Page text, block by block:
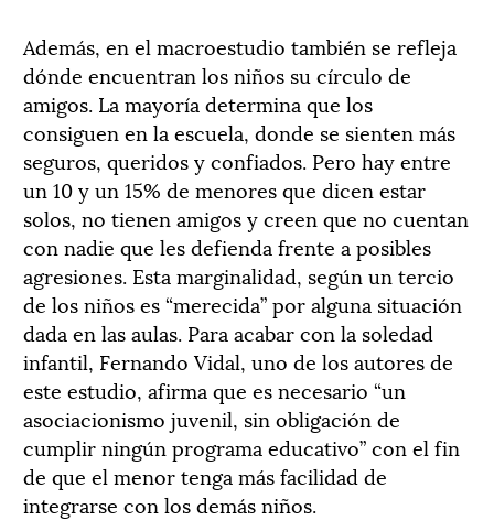
Además, en el macroestudio también se refleja
dónde encuentran los niños su círculo de
amigos. La mayoría determina que los
consiguen en la escuela, donde se sienten más
seguros, queridos y confiados. Pero hay entre
un 10 y un 15% de menores que dicen estar
solos, no tienen amigos y creen que no cuentan
con nadie que les defienda frente a posibles
agresiones. Esta marginalidad, según un tercio
de los niños es “merecida” por alguna situación
dada en las aulas. Para acabar con la soledad
infantil, Fernando Vidal, uno de los autores de
este estudio, afirma que es necesario “un
asociacionismo juvenil, sin obligación de
cumplir ningún programa educativo” con el fin
de que el menor tenga más facilidad de
integrarse con los demás niños.